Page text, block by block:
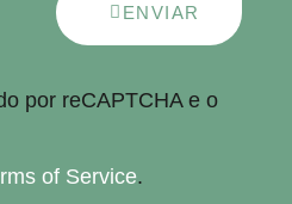
ENVIAR
por reCAPTCHA e o
of Service.